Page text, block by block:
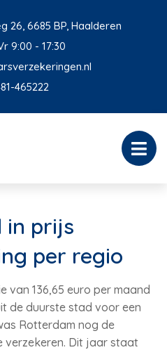
26, 6685 BP, Haalderen
9:00 - 17:30
465222
in prijs
per regio
van 136,65 euro per maand
de duurste stad voor een
Rotterdam nog de
Dit jaar staat